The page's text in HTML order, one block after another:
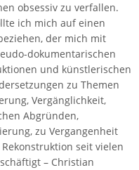
obsessiv zu verfallen.
ich mich auf einen
der mich mit
dokumentarischen
und künstlerischen
zu Themen
Vergänglichkeit,
Abgründen,
zu Vergangenheit
seit vielen
– Christian